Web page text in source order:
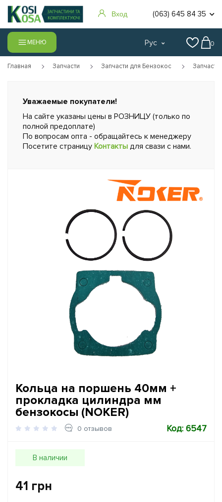
Вход (063) 645 84 35
МЕНЮ Рус 0
Главная Запчасти Запчасти для Бензокос
Уважаемые покупатели!
На сайте указаны цены в РОЗНИЦУ (только по
полной предоплате)
По вопросам опта - обращайтесь к менеджеру
Посетите страницу Контакты для свази с нами.
Кольца на поршень 40мм +
прокладка цилиндра мм
бензокосы (NOKER)
0 отзывов Код: 6547
В наличии
41 грн